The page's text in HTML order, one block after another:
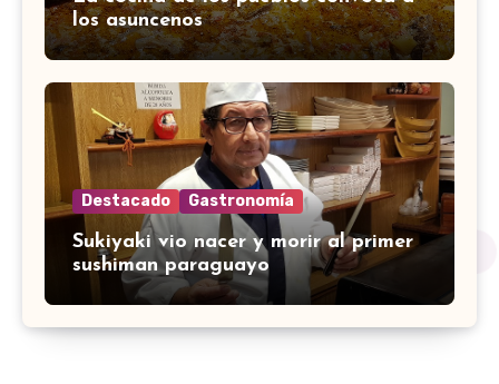
los asuncenos
Destacado Gastronomía
Sukiyaki vio nacer y morir al primer
sushiman paraguayo